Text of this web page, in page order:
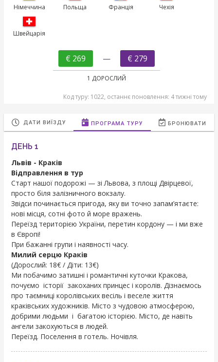
Німеччина Польща Франція Чехія
Швейцарія
€ 269 — € 279
1 ДОРОСЛИЙ
Код туру: 1022, останнє поновлення: 4 тижні тому
ДАТИ ВИЇЗДУ ПРОГРАМА ТУРУ БРОНЮВАТИ
ДЕНЬ 1
Львів - Краків
Відправлення в тур
Старт нашої подорожі — зі Львова, з площі Двірцевої,
просто біля залізничного вокзалу.
Звідси починається пригода, яку ви точно запам’ятаєте:
нові місця, сотні фото й море вражень.
Переїзд територією України, перетин кордону — і ми вже
в Європі!
При бажанні групи і наявності часу.
Милий серцю Краків
(Дорослий: 18€ / Діти: 13€)
Ми побачимо затишні і романтичні куточки Кракова,
почуємо історії закоханих принцес і королів. Дізнаємось
про таємниці королівських весіль і веселе життя
краківських художників. Місто з чудовою атмосферою,
добрими людьми і багатою історією. Місто, де навіть
ангели закохуються в людей.
Переїзд. Поселення в готель. Ночівля.